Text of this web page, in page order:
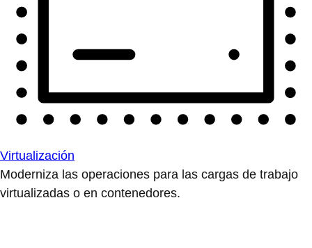
Virtualización
Moderniza las operaciones para las cargas de trabajo
virtualizadas o en contenedores.